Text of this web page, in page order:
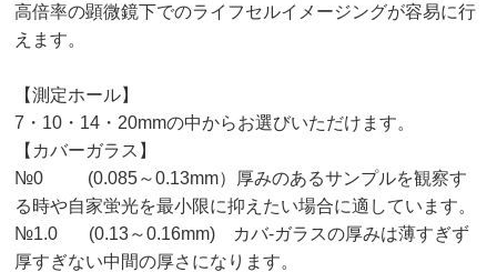
高倍率の顕微鏡下でのライフセルイメージングが容易に行
えます。
【測定ホール】
7・10・14・20mmの中からお選びいただけます。
【カバーガラス】
№0 (0.085～0.13mm）厚みのあるサンプルを観察す
る時や自家蛍光を最小限に抑えたい場合に適しています。
№1.0 (0.13～0.16mm) カバ-ガラスの厚みは薄すぎず
厚すぎない中間の厚さになります。